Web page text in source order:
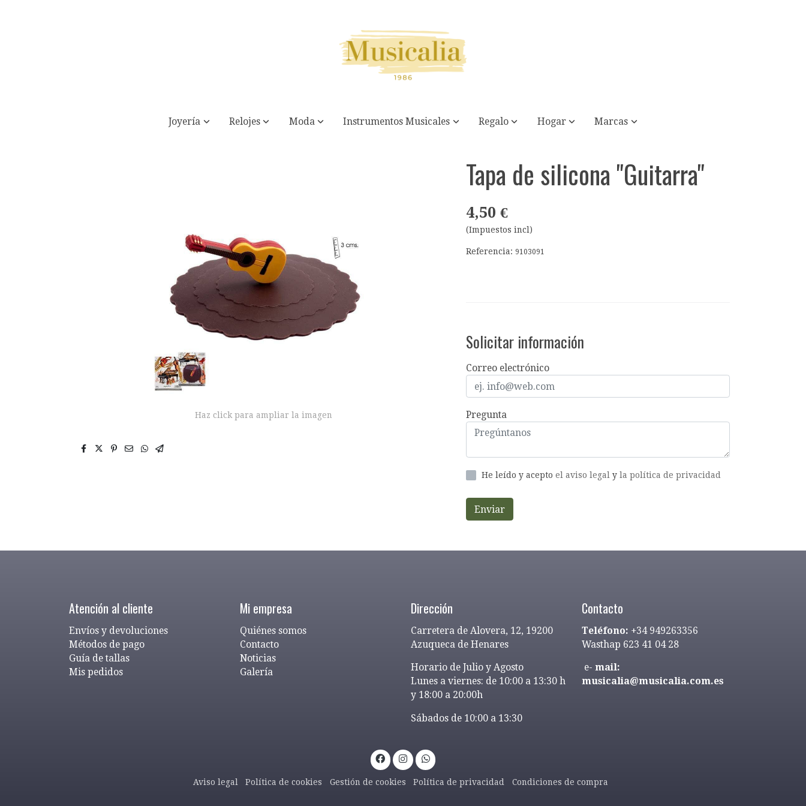
Joyería Relojes Moda Instrumentos Musicales Regalo Hogar Marcas
Tapa de silicona "Guitarra"
Haz click para ampliar la imagen
Tapa de silicona "Guitarra"
4,50 €
(Impuestos incl)
Referencia:9103091
Solicitar información
Correo electrónico
Pregunta
He leído y acepto el aviso legal y la política de privacidad
Enviar
Atención al cliente
Envíos y devoluciones
Métodos de pago
Guía de tallas
Mis pedidos
Mi empresa
Quiénes somos
Contacto
Noticias
Galería
Dirección
Carretera de Alovera, 12, 19200
Azuqueca de Henares
Horario de Julio y Agosto
Lunes a viernes: de 10:00 a 13:30 h
y 18:00 a 20:00h
Sábados de 10:00 a 13:30
Contacto
Teléfono: +34 949263356
Wasthap 623 41 04 28
e- mail:
musicalia@musicalia.com.es
Aviso legal Política de cookies Gestión de cookies Política de privacidad Condiciones de compra